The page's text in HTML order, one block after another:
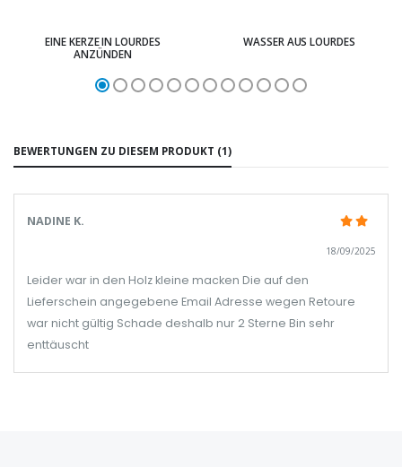
EINE KERZE IN LOURDES
ANZÜNDEN
WASSER AUS LOURDES
BEWERTUNGEN ZU DIESEM PRODUKT (1)
NADINE K.
18/09/2025
Leider war in den Holz kleine macken Die auf den
Lieferschein angegebene Email Adresse wegen Retoure
war nicht gültig Schade deshalb nur 2 Sterne Bin sehr
enttäuscht